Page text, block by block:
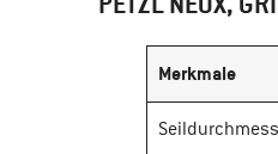
Merkmale